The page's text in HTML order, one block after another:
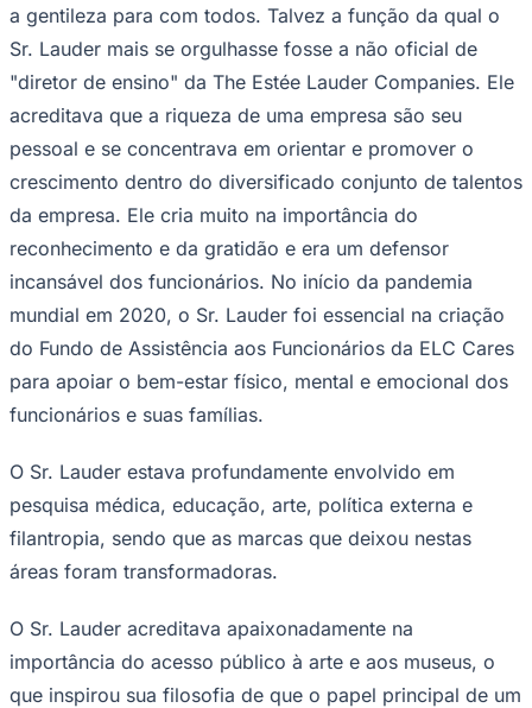
São Paulo
a gentileza para com todos. Talvez a função da qual o
Sr. Lauder mais se orgulhasse fosse a não oficial de
"diretor de ensino" da The Estée Lauder Companies. Ele
acreditava que a riqueza de uma empresa são seu
pessoal e se concentrava em orientar e promover o
crescimento dentro do diversificado conjunto de talentos
da empresa. Ele cria muito na importância do
reconhecimento e da gratidão e era um defensor
incansável dos funcionários. No início da pandemia
mundial em 2020, o Sr. Lauder foi essencial na criação
do Fundo de Assistência aos Funcionários da ELC Cares
para apoiar o bem-estar físico, mental e emocional dos
funcionários e suas famílias.
O Sr. Lauder estava profundamente envolvido em
pesquisa médica, educação, arte, política externa e
filantropia, sendo que as marcas que deixou nestas
áreas foram transformadoras.
O Sr. Lauder acreditava apaixonadamente na
importância do acesso público à arte e aos museus, o
que inspirou sua filosofia de que o papel principal de um